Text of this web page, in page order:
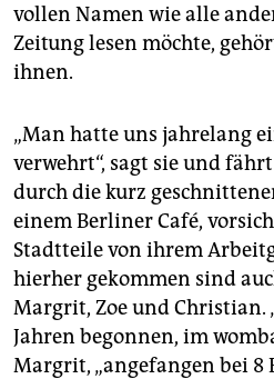
vollen Namen wie alle
Zeitung lesen möchte,
ihnen.
„Man hatte uns jahrelang
verwehrt“, sagt sie und
durch die kurz
einem Berliner Café,
Stadtteile von ihrem
hierher gekommen sind
Margrit, Zoe und Christian.
Jahren begonnen, im
Margrit, „angefangen bei 8